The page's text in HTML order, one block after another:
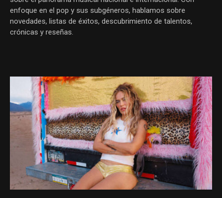
enfoque en el pop y sus subgéneros, hablamos sobre
novedades, listas de éxitos, descubrimiento de talentos,
crónicas y reseñas.